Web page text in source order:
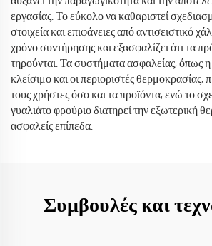
εργασίας. Το εύκολο να καθαριστεί
στοιχεία και επιφάνειες από αντισειστικό
χρόνο συντήρησης και εξασφαλίζει ότι τα
τηρούνται. Τα συστήματα ασφαλείας, όπως
κλείσιμο και οι περιοριστές θερμοκρασίας,
τους χρήστες όσο και τα προϊόντα, ενώ το
γυαλιάτο φρούριο διατηρεί την εξωτερική
ασφαλείς επίπεδα.
Συμβουλές και